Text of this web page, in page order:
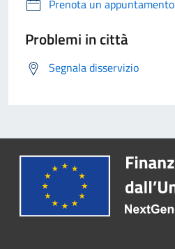
Prenota un appuntamento
Problemi in città
Segnala disservizio